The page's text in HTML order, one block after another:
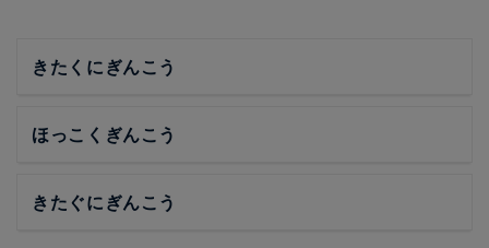
きたくにぎんこう
ほっこくぎんこう
きたぐにぎんこう